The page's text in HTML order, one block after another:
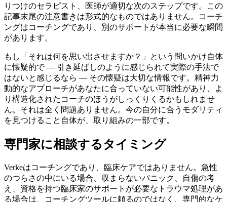
りつけのセラピスト、医師が適切な次のステップです。この
記事末尾の注意書きは形式的なものではありません。コーチ
ングはコーチングであり、別のサポートが本当に必要な瞬間
があります。
もし「それは何を思い出させますか？」という問いかけ自体
に懐疑的で — 引き延ばしのように感じられて実際の手法で
はないと感じるなら — その懐疑は大切な情報です。精神力
動的なアプローチがあなたに合っていない可能性があり、よ
り構造化されたコーチのほうがしっくりくるかもしれませ
ん。それは全く問題ありません。今の自分に合うモダリティ
を見つけること自体が、取り組みの一部です。
専門家に相談するタイミング
Verkeはコーチングであり、臨床ケアではありません。急性
のつらさの中にいる場合、収まらないパニック、自傷の考
え、資格を持つ臨床家のサポートが必要なトラウマ処理があ
る場合は、コーチングツールに頼るのではなく、専門的なケ